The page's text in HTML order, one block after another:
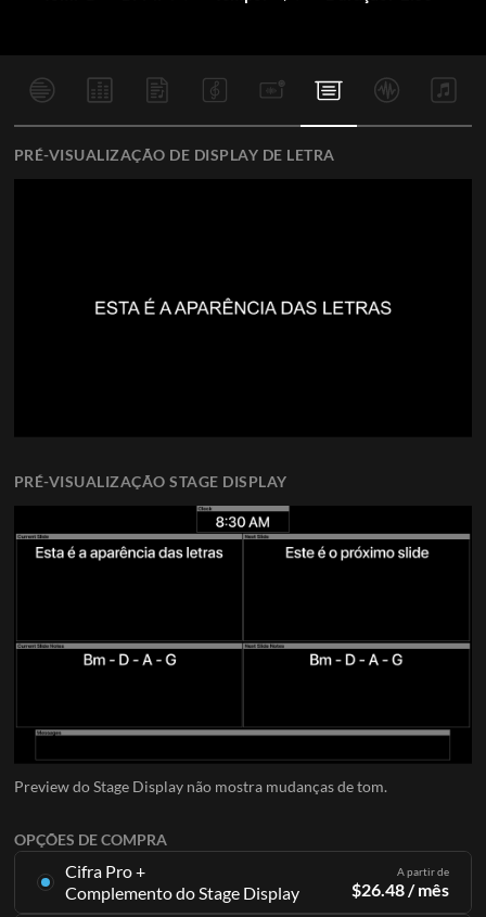
OPÇÕES DE COMPRA
Cifra Pro +
Complemento do Stage Display
A partir de
$26.48/ mês
PRÉ-VISUALIZAÇÃO DE DISPLAY DE LETRA
PRÉ-VISUALIZAÇÃO STAGE DISPLAY
Preview do Stage Display não mostra mudanças de tom.